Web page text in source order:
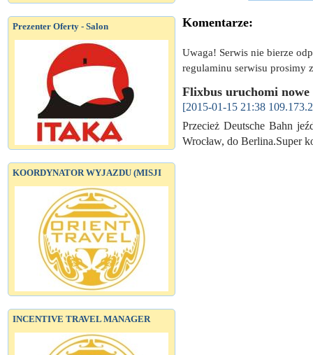
Prezenter Oferty - Salon
KOORDYNATOR WYJAZDU (MISJI
INCENTIVE TRAVEL MANAGER
Komentarze:
Uwaga! Serwis nie bierze
regulaminu serwisu prosimy
Flixbus uruchomi nowe
[2015-01-15 21:38
Przecież Deutsche Bahn
Wrocław, do